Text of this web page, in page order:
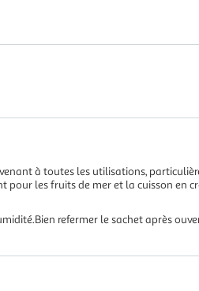
à toutes les utilisations,
pour les fruits de mer et la cuisson en
refermer le sachet après